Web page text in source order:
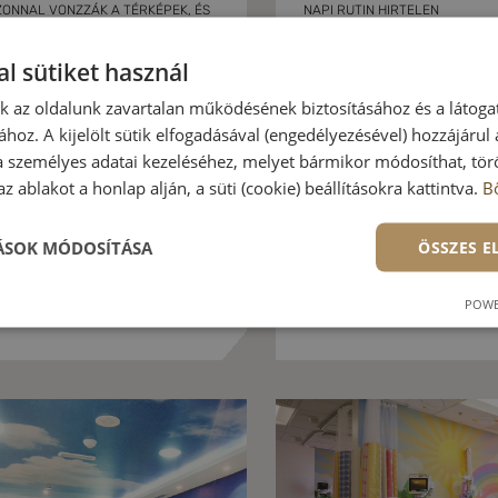
VONZZÁK A TÉRKÉPEK, ÉS
teszi a
és pozitív
van az
is.Részletek
NAPI RUTIN HIRTELEN
8 irodai egyedi
amely biztosan
motiválja a
sütiket használ
az oldalunk zavartalan működésének biztosításához és a
A kijelölt sütik elfogadásával (engedélyezésével) hozzájárul
személyes adatai kezeléséhez, melyet bármikor módosíthat,
ablakot a honlap alján, a süti (cookie) beállításokra kattintva.
ÖSSZES
MÓDOSÍTÁSA